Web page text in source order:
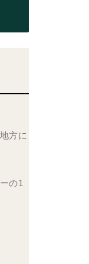
方に
の1